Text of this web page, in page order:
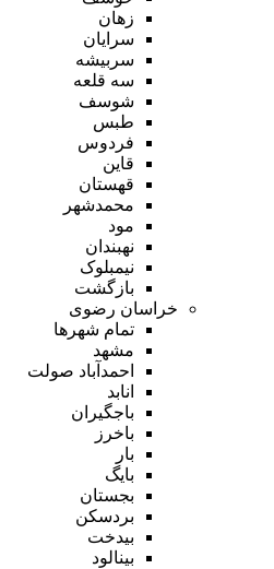
زهان
سرایان
سربیشه
سه قلعه
شوسف
طبس
فردوس
قاین
قهستان
محمدشهر
مود
نهبندان
نیمبلوک
بازگشت
خراسان رضوی
تمام شهر‌ها
مشهد
احمدآباد صولت
انابد
باجگیران
باخرز
بار
بایگ
بجستان
بردسکن
بیدخت
بینالود